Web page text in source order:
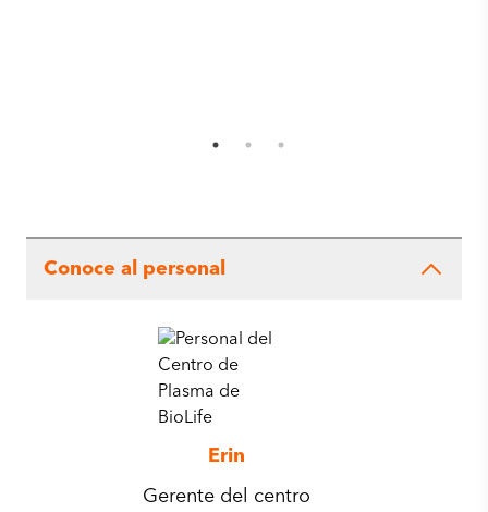
Conoce al personal
Erin
Gerente del centro